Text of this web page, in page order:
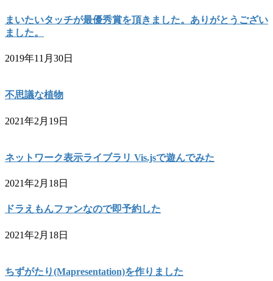
まいたいタッチが最優秀賞を頂きました。ありがとうござい
ました。
2019年11月30日
不思議な植物
2021年2月19日
ネットワーク表示ライブラリ Vis.jsで遊んでみた
2021年2月18日
ドラえもんファンなので即予約した
2021年2月18日
ちずがたり(Mapresentation)を作りました